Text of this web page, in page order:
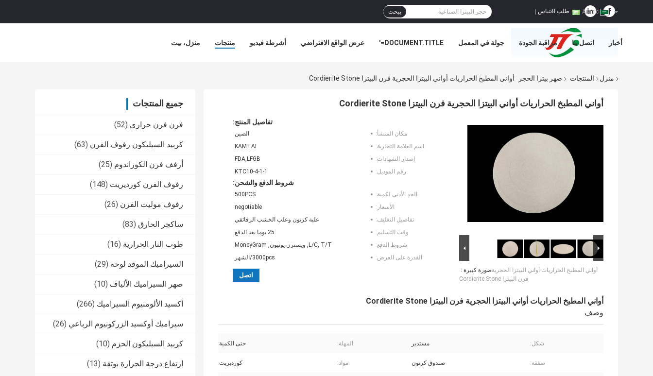
طلب اقتباس يبحث
منزل، بيت منتجات أشرطة فيديو عرض الواقع الافتراضي DOCUMENT.TITLE=' جولة في المعمل مراقبة الجودة اتصل بنا أخبار
منزل
المنتجات صهر بيتزا الحجر أواني المطبخ الحراريات أواني البيتزا الحجرية فرن البيتزا Cordierite Stone
جميع المنتجات
فرن فرن حراري (52)
كربيد السيليكون رفوف الفرن (63)
أرفف فرن الكوراندوم (25)
رفوف الفرن كورديريت (148)
رفوف موليت الفرن (26)
ساكجر الحارق (83)
طوب النار الحرارية (16)
السيراميك الموقد لوحة (29)
صهر السيراميك الألياف (10)
أكسيد الألومنيوم السيراميك (266)
سيراميك أوكسيد الزركونيوم الرباعي (26)
كربيد السيليكون الحزم (10)
ارتفاع درجة الحرارة بوتقة (13)
أواني المطبخ الحراريات أواني البيتزا الحجرية فرن البيتزا Cordierite Stone
صورة كبيرة :أواني المطبخ الحراريات أواني البيتزا الحجرية
فرن البيتزا Cordierite Stone
تفاصيل المنتج:
مكان المنشأ:
الصين
اسم العلامة التجارية:
KAMTAI
إصدار الشهادات:
FDA,LFGB
رقم الموديل:
KTC10-4-1-1
شروط الدفع والشحن:
الحد الأدنى لكمية:
500PCS
الأسعار:
negotiable
تفاصيل التغليف:
علبة كرتون وعلب الخشب الرقائقي
وقت التسليم:
25 يوما بعد الدفع
شروط الدفع:
L/C, T/T, ويسترن يونيون, MoneyGram
القدرة على العرض:
3000pcs/الشهر
اتصل
أواني المطبخ الحراريات أواني البيتزا الحجرية فرن البيتزا Cordierite Stone
وصف
شكل: مستدير المهلة: حتى الكمية
صفقة: صندوق كرتون مواد: كورديريت